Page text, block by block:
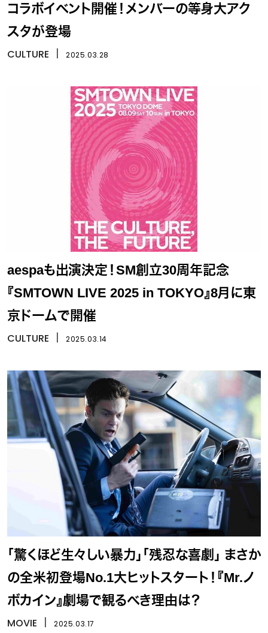
コラボイベント開催！メンバーの等身大アク
スタが登場
CULTURE 2025.03.28
aespaも出演決定！SM創立30周年記念
『SMTOWN LIVE 2025 in TOKYO』8月に東
京ドームで開催
CULTURE 2025.03.14
「驚くほど生々しい暴力」「残忍な喜劇」 まさか
の全米初登場No.1大ヒットスタート！『Mr.ノ
ボカイン』劇場で観るべき理由は？
MOVIE 2025.03.17